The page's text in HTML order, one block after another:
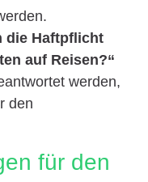
die Haftpflicht
auf Reisen?“
werden,
den
für den